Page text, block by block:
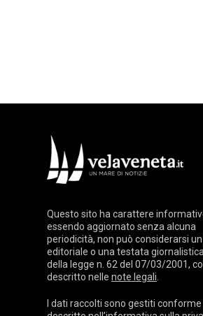
Questo sito ha carattere
essendo aggiornato senza alcuna
periodicità, non può considerarsi
editoriale o una testata
della legge n. 62 del 07/03/2001,
descritto nelle note legali
I dati raccolti sono gestiti